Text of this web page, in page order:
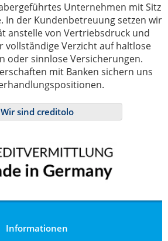
Unternehmen mit Sitz
In der Kundenbetreuung setzen wir
anstelle von Vertriebsdruck und
vollständige Verzicht auf haltlose
oder sinnlose Versicherungen.
mit Banken sichern uns
Wir sind creditolo
Informationen